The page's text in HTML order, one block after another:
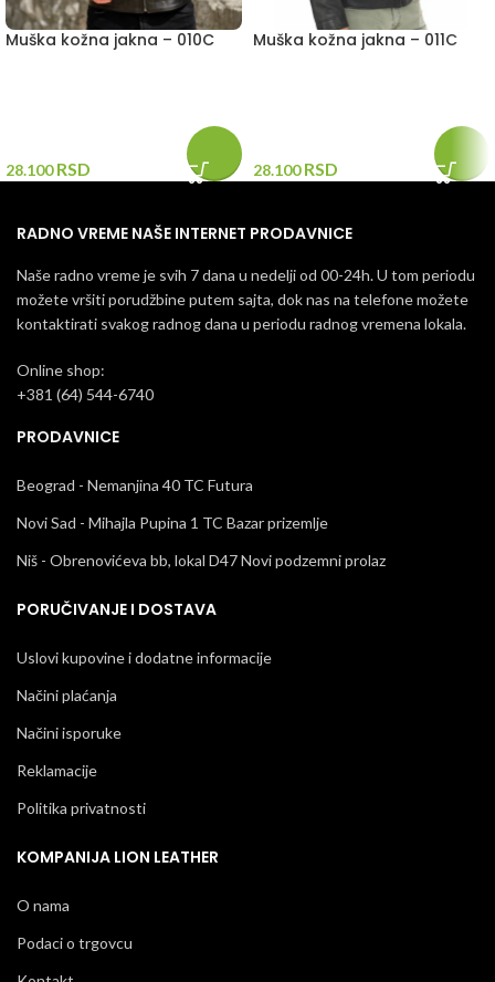
Muška kožna jakna – 010C
28.100RSD
Muška kožna jakna – 011C
28.100RSD
RADNO VREME NAŠE INTERNET PRODAVNICE
Naše radno vreme je svih 7 dana u nedelji od 00-24h. U tom periodu
možete vršiti porudžbine putem sajta, dok nas na telefone možete
kontaktirati svakog radnog dana u periodu radnog vremena lokala.
Online shop:
+381 (64) 544-6740
PRODAVNICE
Beograd - Nemanjina 40 TC Futura
Novi Sad - Mihajla Pupina 1 TC Bazar prizemlje
Niš - Obrenovićeva bb, lokal D47 Novi podzemni prolaz
PORUČIVANJE I DOSTAVA
Uslovi kupovine i dodatne informacije
Načini plaćanja
Načini isporuke
Reklamacije
Politika privatnosti
KOMPANIJA LION LEATHER
O nama
Podaci o trgovcu